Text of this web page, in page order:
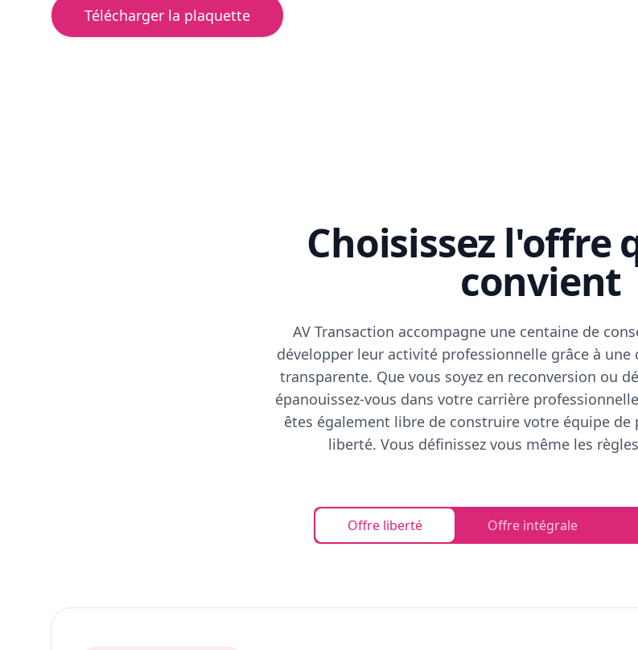
Télécharger la plaquette
Choisissez l'offre
convient
AV Transaction accompagne une centaine de
développer leur activité professionnelle grâce à
transparente. Que vous soyez en reconversion ou
épanouissez-vous dans votre carrière
êtes également libre de construire votre équipe
liberté. Vous définissez vous même les
Offre liberté Offre intégrale